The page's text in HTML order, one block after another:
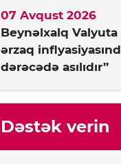
Beynəlxalq Valyuta
ərzaq
dərəcədə asılıdır”
07 Avqust 2026
Dəstək verin